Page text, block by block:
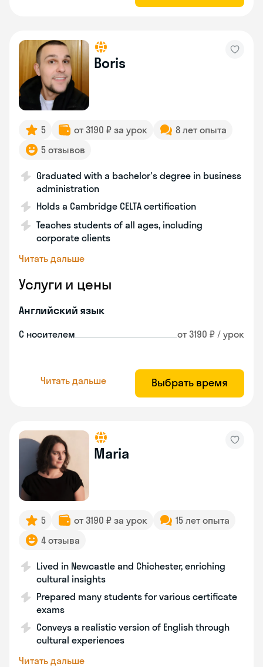
Boris
5 от 3190 ₽ за урок
8 лет опыта
5 отзывов
Graduated with a bachelor's degree in business
administration
Holds a Cambridge CELTA certification
Teaches students of all ages, including
corporate clients
Читать дальше
Услуги и цены
Английский язык
С носителем от 3190 ₽ / урок
Читать дальше Выбрать время
Maria
5 от 3190 ₽ за урок
15 лет опыта
4 отзыва
Lived in Newcastle and Chichester, enriching
cultural insights
Prepared many students for various certificate
exams
Conveys a realistic version of English through
cultural experiences
Читать дальше